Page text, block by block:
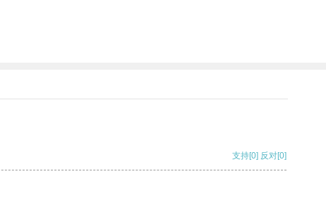
支持[0] 反对[0]